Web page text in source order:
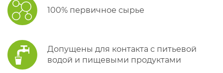
100% первичное сырье
Допущены для контакта с питьевой
водой и пищевыми продуктами